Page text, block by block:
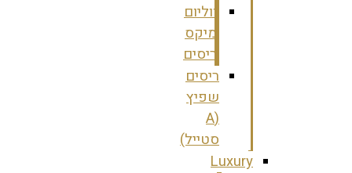
ווליום
מיקס
ריסים
ריסים
שפיץ
(A
סטייל)
Luxury